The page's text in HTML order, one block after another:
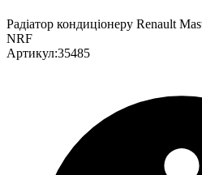
Радіатор кондиціонеру Renault
NRF
Артикул:35485